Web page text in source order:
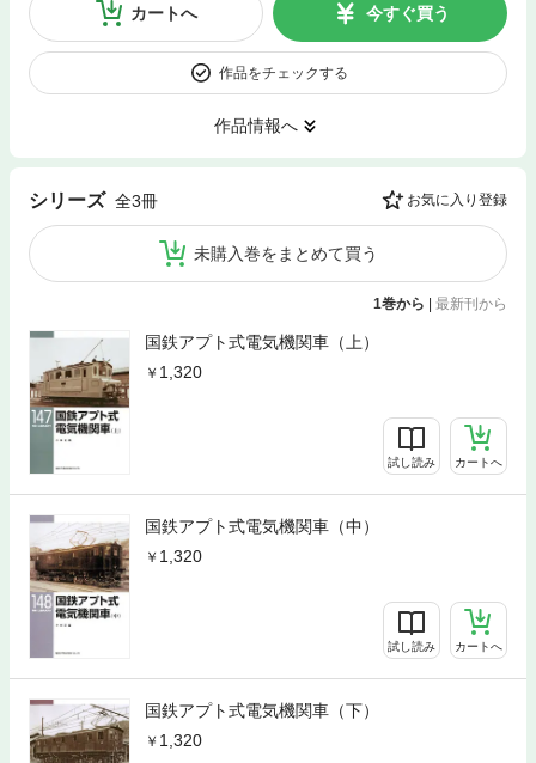
カートへ 今すぐ買う
作品をチェックする
作品情報へ
シリーズ 全3冊 お気に入り登録
未購入巻をまとめて買う
1巻から | 最新刊から
国鉄アプト式電気機関車（上）
1,320
試し読み カートへ
国鉄アプト式電気機関車（中）
1,320
試し読み カートへ
国鉄アプト式電気機関車（下）
1,320